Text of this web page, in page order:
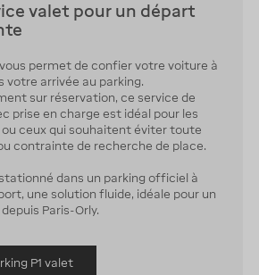
valet pour un départ
vous permet de confier votre voiture à
votre arrivée au parking.
sur réservation, ce service de
prise en charge est idéal pour les
ou ceux qui souhaitent éviter toute
contrainte de recherche de place.
dans un parking officiel à
une solution fluide, idéale pour un
Paris-Orly.
P1 valet